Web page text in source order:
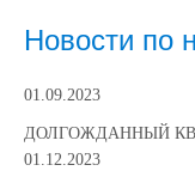
Новости по
01.09.2023
ДОЛГОЖДАННЫЙ
01.12.2023